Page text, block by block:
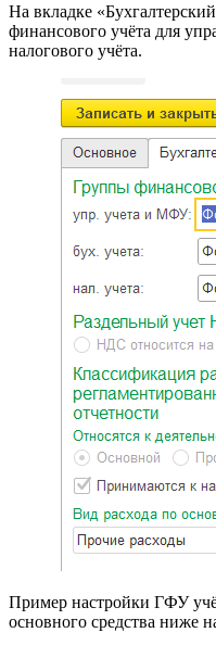
На вкладке
финансового учёта для
налогового учёта.
Пример настройки ГФУ
основного средства ниже